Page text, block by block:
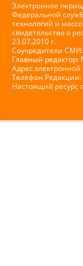
Электронное
Федеральной
технологий и
свидетельство о
23.07.2010 г.
Соучредители
Главный редактор:
Адрес
Телефон Редакции:
Настоящий ресурс